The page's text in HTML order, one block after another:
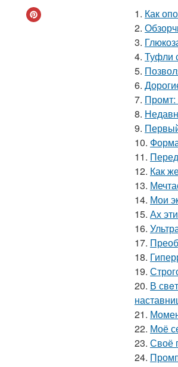
1. Как
2.
3.
4. Туфли
5.
6.
7. Промт:
8.
9.
10.
11.
12. Как
13.
14. Мои
15. Ах
16.
17.
18.
19.
20. В
21.
22. Моё
23. Своё
24.